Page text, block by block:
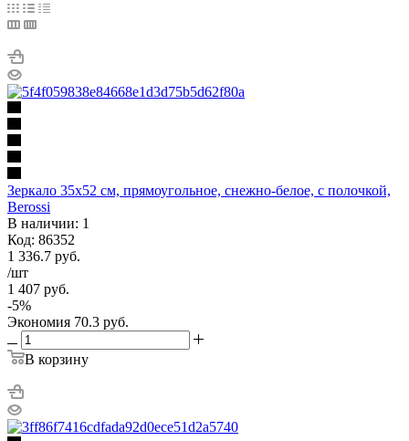
Зеркало 35х52 см, прямоугольное, снежно-белое, с полочкой,
Berossi
В наличии: 1
Код: 86352
1 336.7 руб.
/шт
1 407 руб.
-5%
Экономия 70.3 руб.
В корзину